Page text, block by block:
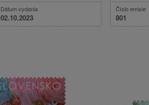
Dátum vydania
02.10.2023
Číslo emisie
801